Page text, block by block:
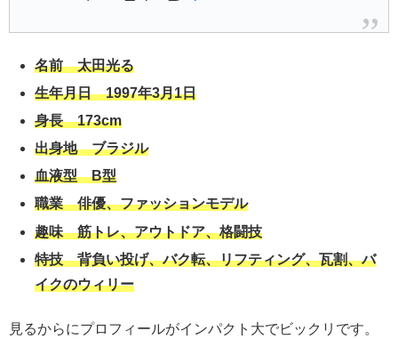
名前 太田光る
生年月日 1997年3月1日
身長 173cm
出身地 ブラジル
血液型 B型
職業 俳優、ファッションモデル
趣味 筋トレ、アウトドア、格闘技
特技 背負い投げ、バク転、リフティング、瓦割、バ
イクのウィリー
見るからにプロフィールがインパクト大でビックリです。